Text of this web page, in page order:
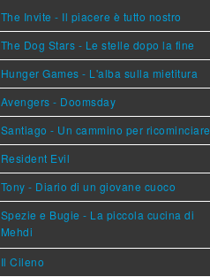
The Invite - Il piacere è tutto nostro
The Dog Stars - Le stelle dopo la fine
Hunger Games - L'alba sulla mietitura
Avengers - Doomsday
Santiago - Un cammino per ricominciare
Resident Evil
Tony - Diario di un giovane cuoco
Spezie e Bugie - La piccola cucina di
Mehdi
Il Cileno